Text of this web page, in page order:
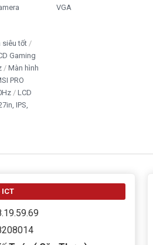
siêu tốt
Gaming
Màn hình
PRO
LCD
IPS,
VGA